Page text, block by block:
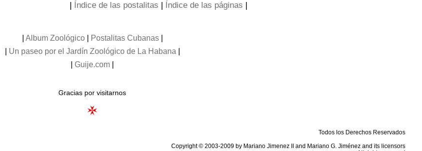
| Índice de las postalitas | Índice de las páginas |
Album Zoológico| Postalitas Cubanas|
Un paseo por el Jardín Zoológico de La Habana
Guije.com
Gracias por visitarnos
Todos los Derechos Reservados
Copyright © 2003-2009 by Mariano Jimenez II and Mariano G. Jiménez and its licensors